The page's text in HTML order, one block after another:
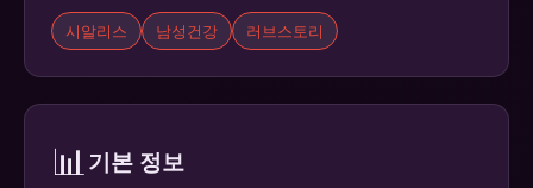
시알리스 남성건강 러브스토리
📊기본 정보